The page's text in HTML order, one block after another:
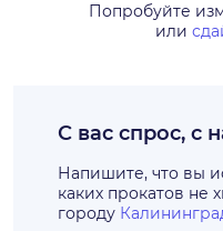
Попробуйте
или
С вас спрос, с
Напишите, что вы
каких прокатов не
городу